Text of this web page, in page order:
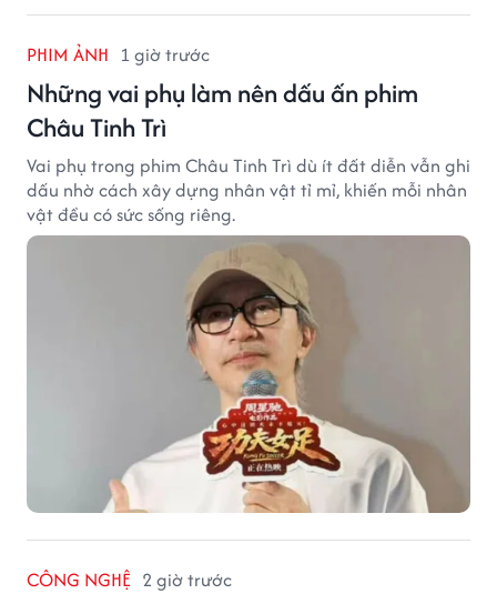
PHIM ẢNH 1 giờ trước
Những vai phụ làm nên dấu ấn phim
Châu Tinh Trì
Vai phụ trong phim Châu Tinh Trì dù ít đất diễn vẫn ghi
dấu nhờ cách xây dựng nhân vật tỉ mỉ, khiến mỗi nhân
vật đều có sức sống riêng.
CÔNG NGHỆ 2 giờ trước